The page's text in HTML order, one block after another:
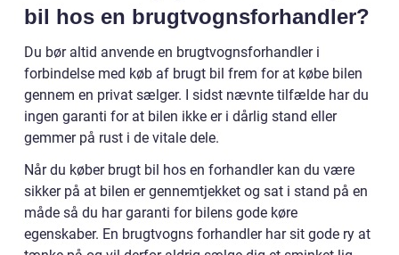
bil hos en brugtvognsforhandler?
Du bør altid anvende en brugtvognsforhandler i
forbindelse med køb af brugt bil frem for at købe bilen
gennem en privat sælger. I sidst nævnte tilfælde har du
ingen garanti for at bilen ikke er i dårlig stand eller
gemmer på rust i de vitale dele.
Når du køber brugt bil hos en forhandler kan du være
sikker på at bilen er gennemtjekket og sat i stand på en
måde så du har garanti for bilens gode køre
egenskaber. En brugtvogns forhandler har sit gode ry at